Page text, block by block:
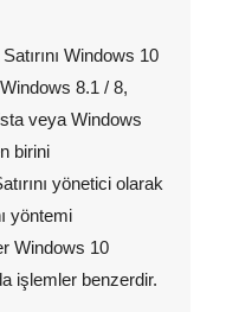
Windows 10
Windows 8.1 / 8,
veya Windows
birini
yönetici olarak
yöntemi
Windows 10
işlemler benzerdir.